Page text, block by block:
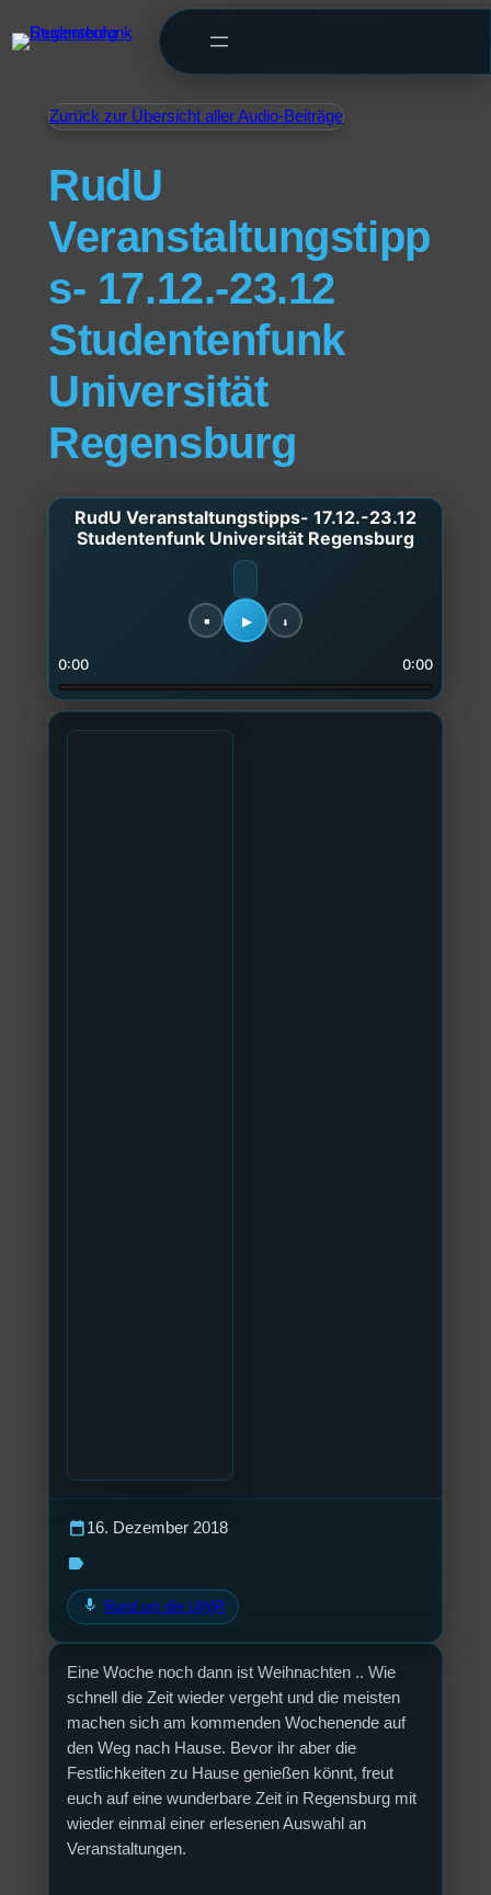
Zurück zur Übersicht aller Audio-Beiträge
RudU
Veranstaltungstipp
s- 17.12.-23.12
Studentenfunk
Universität
Regensburg
RudU Veranstaltungstipps- 17.12.-23.12
Studentenfunk Universität Regensburg
0:00 0:00
Eine Woche noch dann ist Weihnachten .. Wie
schnell die Zeit wieder vergeht und die meisten
machen sich am kommenden Wochenende auf
den Weg nach Hause. Bevor ihr aber die
Festlichkeiten zu Hause genießen könnt, freut
euch auf eine wunderbare Zeit in Regensburg mit
wieder einmal einer erlesenen Auswahl an
Veranstaltungen.
calendar_today16. Dezember 2018
label
mic Rund um die U(h)R